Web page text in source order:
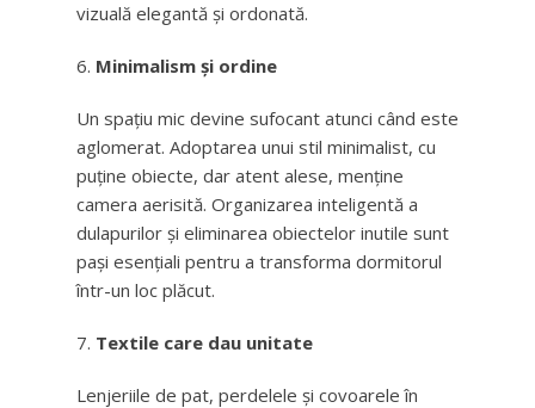
vizuală elegantă și ordonată.
Minimalism și ordine
Un spațiu mic devine sufocant atunci când este
aglomerat. Adoptarea unui stil minimalist, cu
puține obiecte, dar atent alese, menține
camera aerisită. Organizarea inteligentă a
dulapurilor și eliminarea obiectelor inutile sunt
pași esențiali pentru a transforma dormitorul
într-un loc plăcut.
Textile care dau unitate
Lenjeriile de pat, perdelele și covoarele în